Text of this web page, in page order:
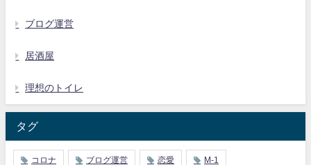
ブログ運営
居酒屋
理想のトイレ
タグ
コロナ ブログ運営 恋愛 M-1